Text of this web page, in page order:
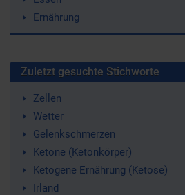
Ernährung
Zuletzt gesuchte Stichworte
Zellen
Wetter
Gelenkschmerzen
Ketone (Ketonkörper)
Ketogene Ernährung (Ketose)
Irland